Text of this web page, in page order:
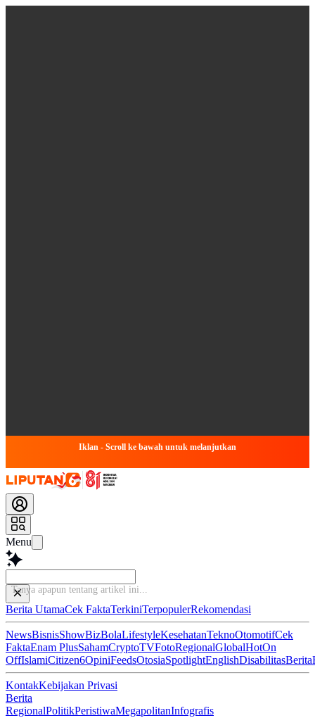
Iklan - Scroll ke bawah untuk melanjutkan
Menu
Ba
Berita UtamaCek FaktaTerkiniTerpopulerRekomendasi
NewsBisnisShowBizBolaLifestyleKesehatanTeknoOtomotifCek
FaktaEnam PlusSahamCryptoTVFotoRegionalGlobalHotOn
OffIslamiCitizen6OpiniFeedsOtosiaSpotlightEnglishDisabilitasBerita
KontakKebijakan Privasi
Berita
RegionalPolitikPeristiwaMegapolitanInfografis